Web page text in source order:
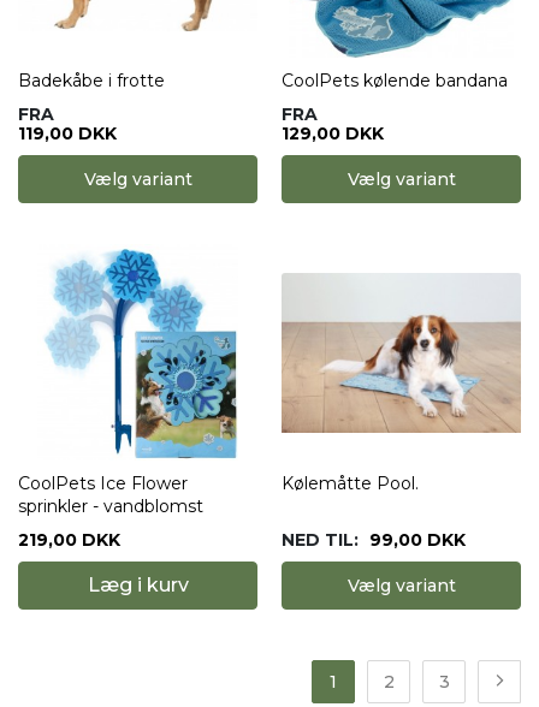
Badekåbe i frotte
FRA
119,00 DKK
Vælg variant
CoolPets kølende bandana
FRA
129,00 DKK
Vælg variant
CoolPets Ice Flower
sprinkler - vandblomst
219,00 DKK
Læg i kurv
Kølemåtte Pool.
NED TIL: 99,00 DKK
Vælg variant
1 2 3